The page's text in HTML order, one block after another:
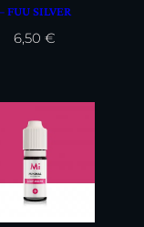
FUU SILVER
6,50€